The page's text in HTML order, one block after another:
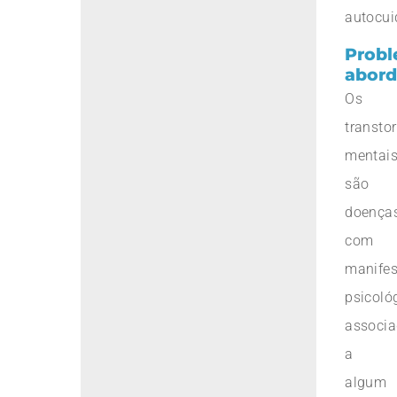
Os
são
com
a
algum